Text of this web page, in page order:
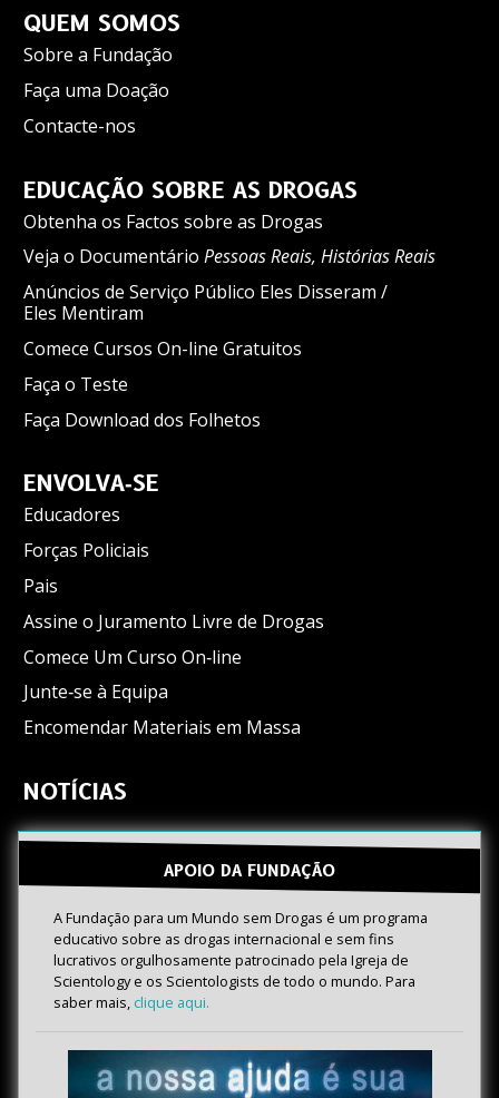
QUEM SOMOS
Sobre a Fundação
Faça uma Doação
Contacte-nos
EDUCAÇÃO SOBRE AS DROGAS
Obtenha os Factos sobre as Drogas
Veja o Documentário Pessoas Reais, Histórias Reais
Anúncios de Serviço Público Eles Disseram /
Eles Mentiram
Comece Cursos On-line Gratuitos
Faça o Teste
Faça Download dos Folhetos
ENVOLVA‑SE
Educadores
Forças Policiais
Pais
Assine o Juramento Livre de Drogas
Comece Um Curso On‑line
Junte‑se à Equipa
Encomendar Materiais em Massa
NOTÍCIAS
APOIO DA FUNDAÇÃO
A Fundação para um Mundo sem Drogas é um programa
educativo sobre as drogas internacional e sem fins
lucrativos orgulhosamente patrocinado pela Igreja de
Scientology e os Scientologists de todo o mundo. Para
saber mais, clique aqui.